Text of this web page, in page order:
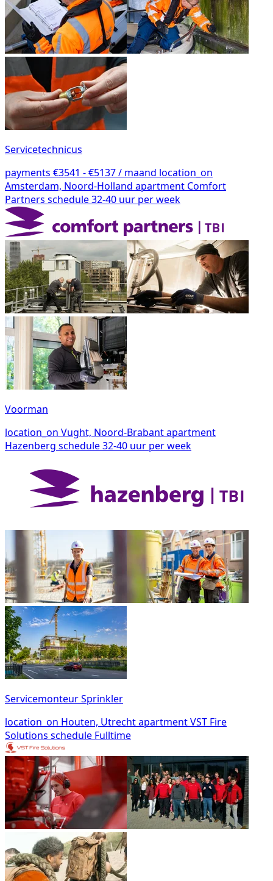
Servicetechnicus
payments €3541 - €5137 / maand location_on
Amsterdam, Noord-Holland apartment Comfort
Partners schedule32-40 uur per week
Voorman
location_on Vught, Noord-Brabantapartment
Hazenberg schedule32-40 uur per week
Servicemonteur Sprinkler
location_on Houten, UtrechtapartmentVST Fire
Solutions schedule Fulltime